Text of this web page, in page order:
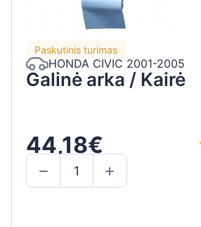
Paskutinis turimas
HONDA CIVIC 2001-2005
Galinė arka / Kairė
44,18€